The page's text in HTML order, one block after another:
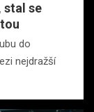
stal se
do
nejdražší